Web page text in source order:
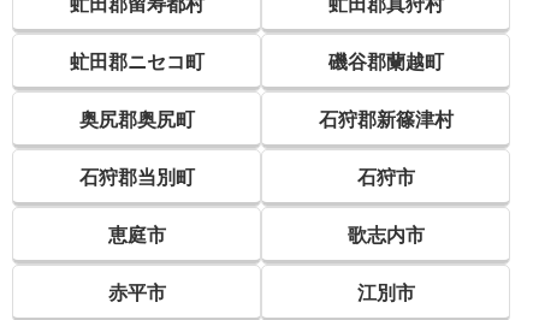
虻田郡留寿都村 虻田郡真狩村
虻田郡ニセコ町 磯谷郡蘭越町
奥尻郡奥尻町 石狩郡新篠津村
石狩郡当別町 石狩市
恵庭市 歌志内市
赤平市 江別市